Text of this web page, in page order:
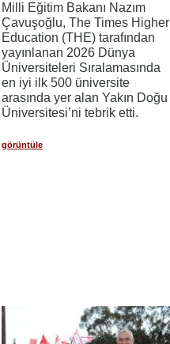
Milli Eğitim Bakanı Nazım
Çavuşoğlu, The Times Higher
Education (THE) tarafından
yayınlanan 2026 Dünya
Üniversiteleri Sıralamasında
en iyi ilk 500 üniversite
arasında yer alan Yakın Doğu
Üniversitesi’ni tebrik etti.
görüntüle